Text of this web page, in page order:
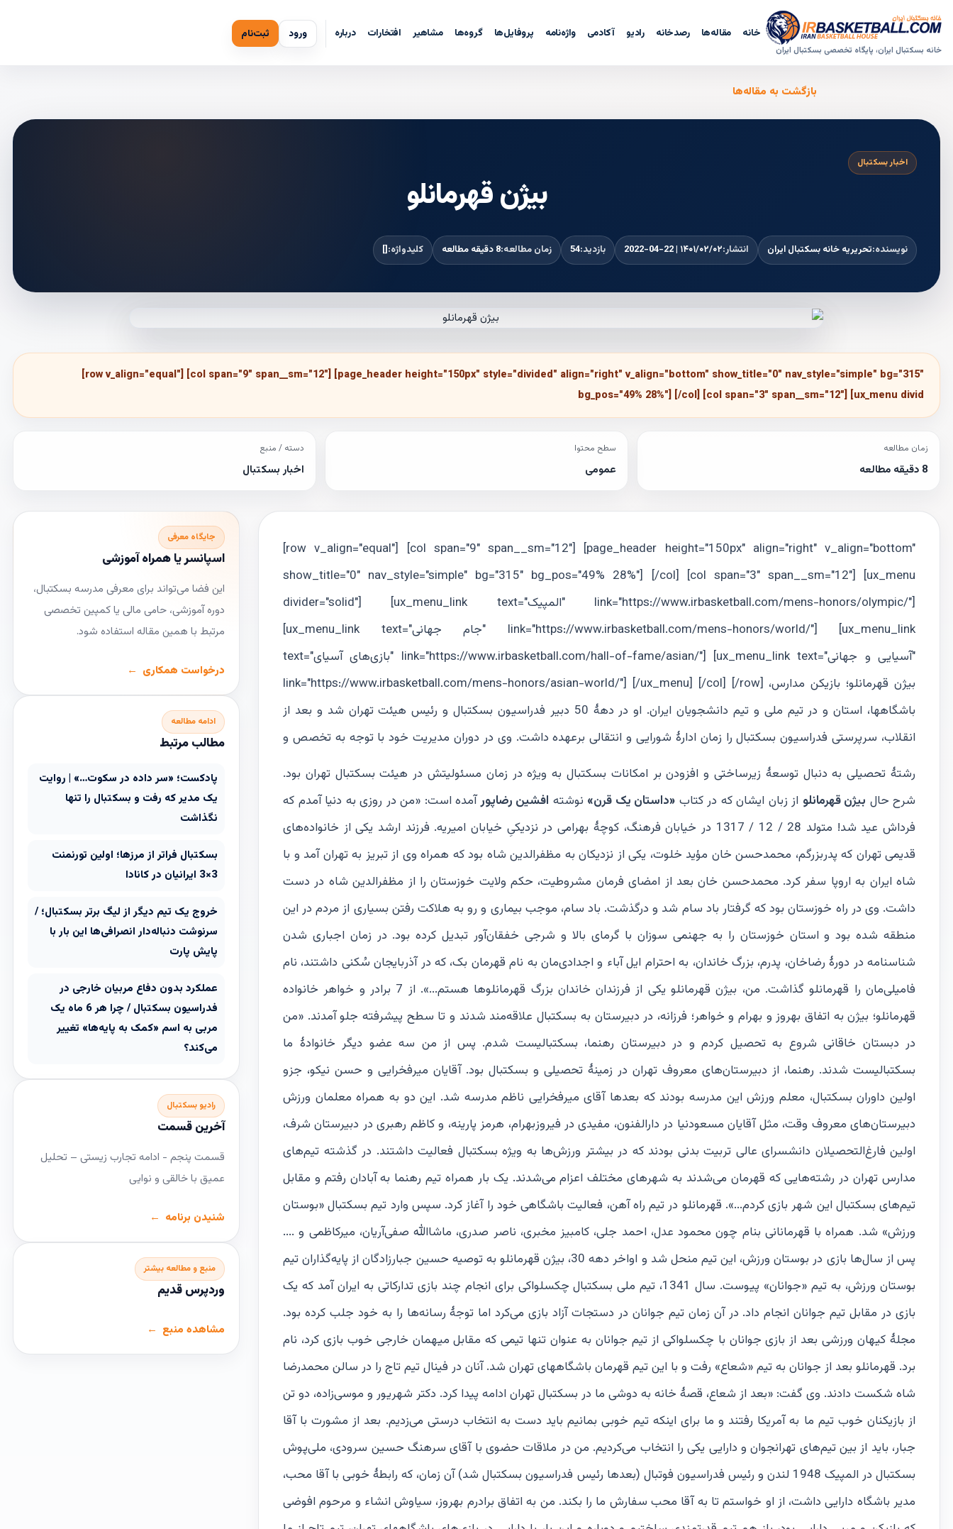
خانه بسکتبال ایران، پایگاه تخصصی بسکتبال ایران
خانه مقاله‌ها رصدخانه رادیو آکادمی واژه‌نامه پروفایل‌ها گروه‌ها مشاهیر افتخارات درباره ورود ثبت‌نام
بازگشت به مقاله‌ها
اخبار بسکتبال
بیژن قهرمانلو
نویسنده:تحریریه خانه بسکتبال ایران انتشار:۱۴۰۱/۰۲/۰۲ | 2022-04-22 بازدید:54 زمان مطالعه:8 دقیقه مطالعه کلیدواژه:[]
[row v_align="equal"] [col span="9" span__sm="12"] [page_header height="150px" style="divided" align="right" v_align="bottom" show_title="0" nav_style="simple" bg="315"
bg_pos="49% 28%"] [/col] [col span="3" span__sm="12"] [ux_menu divid
زمان مطالعه
8 دقیقه مطالعه
سطح محتوا
عمومی
دسته / منبع
اخبار بسکتبال
[row v_align="equal"] [col span="9" span__sm="12"] [page_header height="150px" align="right" v_align="bottom"
show_title="0" nav_style="simple" bg="315" bg_pos="49% 28%"] [/col] [col span="3" span__sm="12"] [ux_menu
divider="solid"] [ux_menu_link text="المپیک" link="https://www.irbasketball.com/mens-honors/olympic/"]
[ux_menu_link text="جام جهانی" link="https://www.irbasketball.com/mens-honors/world/"] [ux_menu_link
text="بازی‌های آسیای" link="https://www.irbasketball.com/hall-of-fame/asian/"] [ux_menu_link text="آسیایی و جهانی"
link="https://www.irbasketball.com/mens-honors/asian-world/"] [/ux_menu] [/col] [/row] بیژن قهرمانلو؛ بازیکن مدارس،
باشگاهها، استان و در تیم ملی و تیم دانشجویان ایران. او در دهۀ 50 دبیر فدراسیون بسکتبال و رئیس هیئت تهران شد و بعد از
انقلاب، سرپرستی فدراسیون بسکتبال را زمان ادارۀ شورایی و انتقالی برعهده داشت. وی در دوران مدیریت خود با توجه به تخصص و
رشتۀ تحصیلی به دنبال توسعۀ زیرساختی و افزودن بر امکانات بسکتبال به ویژه در زمان مسئولیتش در هیئت بسکتبال تهران بود.
شرح حال بیژن قهرمانلو از زبان ایشان که در کتاب «داستان یک قرن» نوشته افشین رضاپورآمده است: «من در روزی به دنیا آمدم که
فرداش عید شد! متولد 28 / 12 / 1317 در خیابان فرهنگ، کوچۀ بهرامی در نزدیکیِ خیابان امیریه. فرزند ارشد یکی از خانواده‌های
قدیمی تهران که پدربزرگم، محمدحسن خان مؤید خلوت، یکی از نزدیکان به مظفرالدین شاه بود که همراه وی از تبریز به تهران آمد و با
شاه ایران به اروپا سفر کرد. محمدحسن خان بعد از امضای فرمان مشروطیت، حکم ولایت خوزستان را از مظفرالدین شاه در دست
داشت. وی در راه خوزستان بود که گرفتار باد سام شد و درگذشت. باد سام، موجب بیماری و رو به هلاکت رفتن بسیاری از مردم در این
منطقه شده بود و استان خوزستان را به جهنمی سوزان با گرمای بالا و شرجی خفقان‌آور تبدیل کرده بود. در زمان اجباری شدن
شناسنامه در دورۀ رضاخان، پدرم، بزرگ خاندان، به احترام ایل آباء و اجدادی‌مان به نام قهرمان بک، که در آذربایجان سُکنی داشتند، نام
فامیلی‌مان را قهرمانلو گذاشت. من، بیژن قهرمانلو یکی از فرزندان خاندان بزرگ قهرمانلوها هستم...». از 7 برادر و خواهر خانواده
قهرمانلو؛ بیژن به اتفاق بهروز و بهرام و خواهر؛ فرزانه، در دبیرستان به بسکتبال علاقه‌مند شدند و تا سطح پیشرفته جلو آمدند. «من
در دبستان خاقانی شروع به تحصیل کردم و در دبیرستان رهنما، بسکتبالیست شدم. پس از من سه عضو دیگر خانوادۀ ما
بسکتبالیست شدند. رهنما، از دبیرستان‌های معروف تهران در زمینۀ تحصیلی و بسکتبال بود. آقایان میرفخرایی و حسن نیکو، جزو
اولین داوران بسکتبال، معلم ورزش این مدرسه بودند که بعدها آقای میرفخرایی ناظم مدرسه شد. این دو به همراه معلمان ورزش
دبیرستان‌های معروف وقت، مثل آقایان مسعودنیا در دارالفنون، مفیدی در فیروزبهرام، هرمز پارینه، و کاظم رهبری در دبیرستان شرف،
اولین فارغ‌التحصیلان دانشسرای عالی تربیت بدنی بودند که در بیشتر ورزش‌ها به ویژه بسکتبال فعالیت داشتند. در گذشته تیم‌های
مدارس تهران در رشته‌هایی که قهرمان می‌شدند به شهرهای مختلف اعزام می‌شدند. یک بار همراه تیم رهنما به آبادان رفتم و مقابل
تیم‌های بسکتبال این شهر بازی کردم...». قهرمانلو در تیم راه‌ آهن، فعالیت باشگاهی خود را آغاز کرد. سپس وارد تیم بسکتبال «بوستان
ورزش» شد. همراه با قهرمانانی بنام چون محمود عدل، احمد جلی، کامبیز مخبری، ناصر صدری، ماشاالله صفی‌آریان، میرکاظمی و ....
پس از سال‌ها بازی در بوستان ورزش، این تیم منحل شد و اواخر دهه 30، بیژن قهرمانلو به توصیه حسین جبارزادگان از پایه‌گذاران تیم
بوستان ورزش، به تیم «جوانان» پیوست. سال 1341، تیم ملی بسکتبال چکسلواکی برای انجام چند بازی تدارکاتی به ایران آمد که یک
بازی در مقابل تیم جوانان انجام داد. در آن زمان تیم جوانان در دستجات آزاد بازی می‌کرد اما توجۀ رسانه‌ها را به خود جلب کرده بود.
مجلۀ کیهان ورزشی بعد از بازی جوانان با چکسلواکی از تیم جوانان به عنوان تنها تیمی که مقابل میهمان خارجی خوب بازی کرد، نام
برد. قهرمانلو بعد از جوانان به تیم «شعاع» رفت و با این تیم قهرمان باشگاههای تهران شد. آنان در فینال تیم تاج را در سالن محمدرضا
شاه شکست دادند. وی گفت: «بعد از شعاع، قصۀ خانه به دوشی ما در بسکتبال تهران ادامه پیدا کرد. دکتر شهریور و موسی‌زاده، دو تن
از بازیکنان خوب تیم ما به آمریکا رفتند و ما برای اینکه تیم خوبی بمانیم باید دست به انتخاب درستی می‌زدیم. بعد از مشورت با آقا
جبار، باید از بین تیم‌های تهرانجوان و دارایی یکی را انتخاب می‌کردیم. من در ملاقات حضوی با آقای سرهنگ حسین سرودی، ملی‌پوش
بسکتبال در المپیک 1948 لندن و رئیس فدراسیون فوتبال (بعدها رئیس فدراسیون بسکتبال شد) آن زمان، که رابطۀ خوبی با آقا محب،
مدیر باشگاه دارایی داشت، از او خواستم تا به آقا محب سفارش ما را بکند. من به اتفاق برادرم بهروز، سیاوش انشاء و مرحوم افوضی
جایگاه معرفی
اسپانسر یا همراه آموزشی
این فضا می‌تواند برای معرفی مدرسه بسکتبال،
دوره آموزشی، حامی مالی یا کمپین تخصصی
مرتبط با همین مقاله استفاده شود.
درخواست همکاری
ادامه مطالعه
مطالب مرتبط
پادکست؛ «سر داده در سکوت…» | روایت
یک مدیر که رفت و بسکتبال را تنها
نگذاشت
بسکتبال فراتر از مرزها؛ اولین تورنمنت
3×3 ایرانیان در کانادا
خروج یک تیم دیگر از لیگ برتر بسکتبال؛ /
سرنوشت دنباله‌دار انصرافی‌ها این بار با
پایش پارت
عملکرد بدون دفاع مربیان خارجی در
فدراسیون بسکتبال / چرا هر 6 ماه یک
مربی به اسم «کمک به پایه‌ها» تغییر
می‌کند؟
رادیو بسکتبال
آخرین قسمت
قسمت پنجم - ادامه تجارب زیستی – تحلیل
عمیق با خالقی و نوایی
شنیدن برنامه
منبع و مطالعه بیشتر
وردپرس قدیم
مشاهده منبع